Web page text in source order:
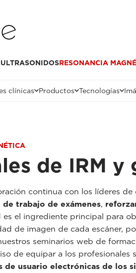
ULTRASONIDOSRESONANCIA
clínicas Productos Tecnologías
de IRM y
continua con los líderes de
trabajo de exámenes,
es el ingrediente principal para
de imagen de cada escáner,
seminarios web de
de equipar a los profesionales
de usuario electrónicas de los